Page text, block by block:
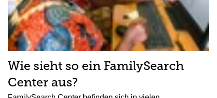
Wie sieht so ein FamilySearch
Center aus?